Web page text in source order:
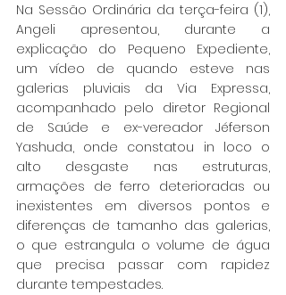
Na Sessão Ordinária da terça-feira (1),
Angeli apresentou, durante a
explicação do Pequeno Expediente,
um vídeo de quando esteve nas
galerias pluviais da Via Expressa,
acompanhado pelo diretor Regional
de Saúde e ex-vereador Jéferson
Yashuda, onde constatou in loco o
alto desgaste nas estruturas,
armações de ferro deterioradas ou
inexistentes em diversos pontos e
diferenças de tamanho das galerias,
o que estrangula o volume de água
que precisa passar com rapidez
durante tempestades.